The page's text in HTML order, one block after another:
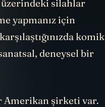
üzerindeki silahlar
yapmanız için
komik
deneysel bir
Amerikan şirketi var.